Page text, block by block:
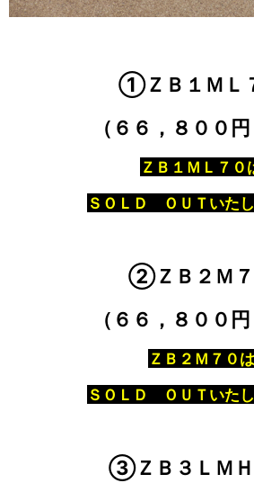
①ＺＢ１ＭＬ
（６６，８００円
ＺＢ１ＭＬ７０
ＳＯＬＤ ＯＵＴいたし
②ＺＢ２Ｍ７
（６６，８００円
ＺＢ２Ｍ７０は
ＳＯＬＤ ＯＵＴいたし
③ＺＢ３ＬＭＨ